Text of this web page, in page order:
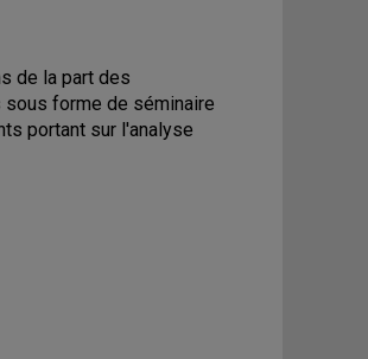
de la part des
forme de séminaire
portant sur l'analyse